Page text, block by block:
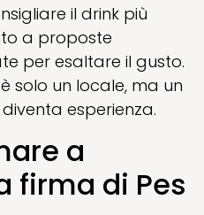
il drink più
a proposte
per esaltare il gusto.
solo un locale, ma un
esperienza.
a
firma di Pes